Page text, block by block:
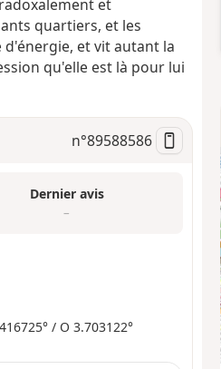
et
quartiers, et les
et vit autant la
qu'elle est là pour lui
n°89588586
Dernier avis
–
/ O 3.703122°